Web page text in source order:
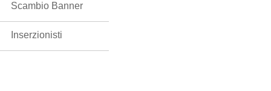
Scambio Banner
Inserzionisti